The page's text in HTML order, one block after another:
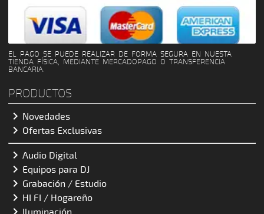
EL PAGO SE PUEDE REALIZAR DE FORMA SEGURA EN NUESTA
TIENDA FÍSICA, MEDIANTE MERCADOPAGO O TRANSFERENCIA
BANCARIA.
PRODUCTOS
 Novedades
 Ofertas Exclusivas
 Audio Digital
 Equipos para DJ
 Grabación / Estudio
 HI FI / Hogareño